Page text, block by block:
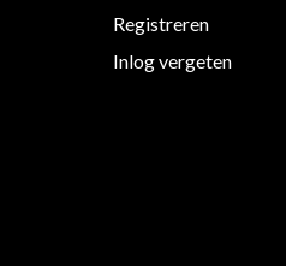
Registreren
Inlog vergeten